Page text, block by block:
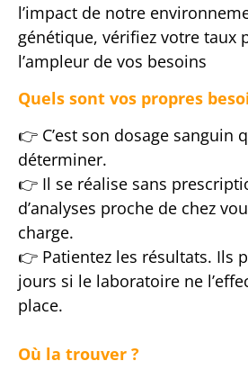
l’impact de notre
génétique, vérifiez votre taux
l’ampleur de vos besoins
Quels sont vos propres
👉 C’est son dosage sanguin
déterminer.
👉 Il se réalise sans
d’analyses proche de chez
charge.
👉 Patientez les résultats. Ils
jours si le laboratoire ne
place.
Où la trouver ?